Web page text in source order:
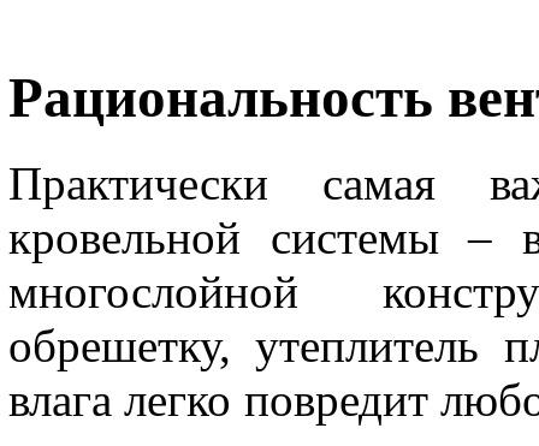
Рациональность
Практически самая
кровельной системы –
многослойной
обрешетку, утеплитель
влага легко повредит